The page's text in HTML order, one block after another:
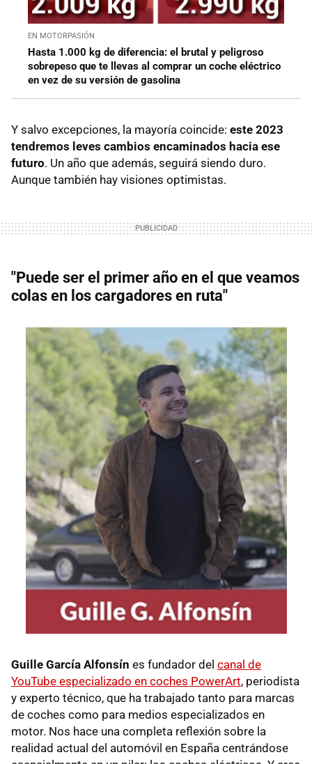
EN MOTORPASIÓN
Hasta 1.000 kg de diferencia: el brutal y peligroso
sobrepeso que te llevas al comprar un coche eléctrico
en vez de su versión de gasolina
Y salvo excepciones, la mayoría coincide: este 2023
tendremos leves cambios encaminados hacia ese
futuro. Un año que además, seguirá siendo duro.
Aunque también hay visiones optimistas.
"Puede ser el primer año en el que veamos
colas en los cargadores en ruta"
Guille García Alfonsín es fundador del canal de
YouTube especializado en coches PowerArt, periodista
y experto técnico, que ha trabajado tanto para marcas
de coches como para medios especializados en
motor. Nos hace una completa reflexión sobre la
realidad actual del automóvil en España centrándose